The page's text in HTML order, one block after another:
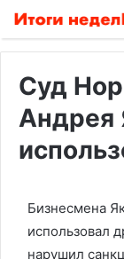
Суд
Андрея
Бизнесмена
использовал
нарушил